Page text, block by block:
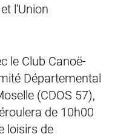
l'Union
le Club Canoë-
Départemental
(CDOS 57),
de 10h00
loisirs de